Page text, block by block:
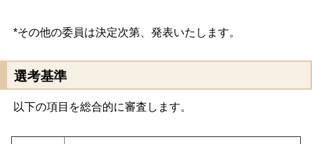
*その他の委員は決定次第、発表いたします。
選考基準
以下の項目を総合的に審査します。